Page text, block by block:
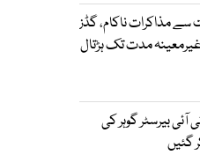
مذاکرات ناکام، گڈز
غیرمعینہ مدت تک ہڑتال
آئی بیرسٹر گوہر کی
گئیں